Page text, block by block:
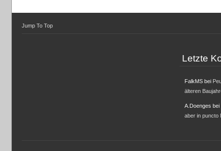
Jump To Top
Letzte
FalkMSbei
älteren
A.Doenges bei
aber in puncto